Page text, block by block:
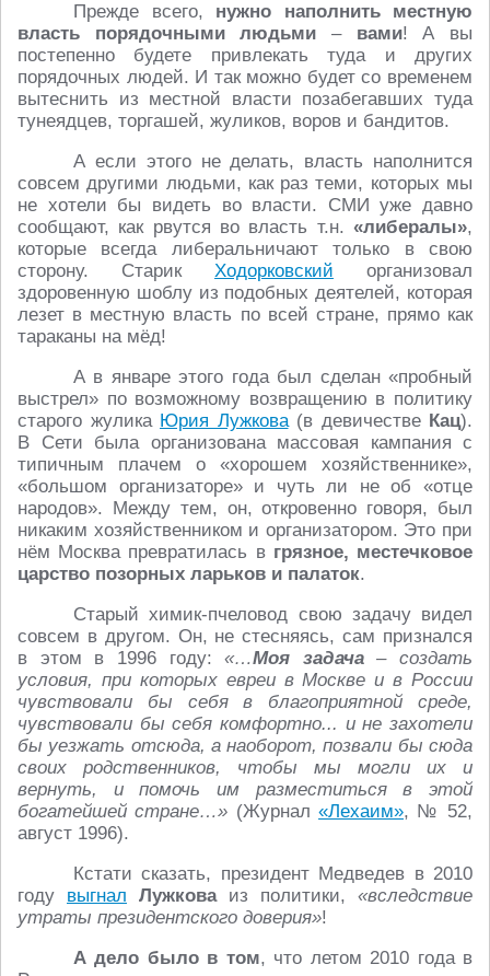
Прежде всего, нужно наполнить местную
власть порядочными людьми – вами! А вы
постепенно будете привлекать туда и других
порядочных людей. И так можно будет со временем
вытеснить из местной власти позабегавших туда
тунеядцев, торгашей, жуликов, воров и бандитов.
А если этого не делать, власть наполнится
совсем другими людьми, как раз теми, которых мы
не хотели бы видеть во власти. СМИ уже давно
сообщают, как рвутся во власть т.н. «либералы»,
которые всегда либеральничают только в свою
сторону. Старик Ходорковский организовал
здоровенную шоблу из подобных деятелей, которая
лезет в местную власть по всей стране, прямо как
тараканы на мёд!
А в январе этого года был сделан «пробный
выстрел» по возможному возвращению в политику
старого жулика Юрия Лужкова(в девичестве Кац).
В Сети была организована массовая кампания с
типичным плачем о «хорошем хозяйственнике»,
«большом организаторе» и чуть ли не об «отце
народов». Между тем, он, откровенно говоря, был
никаким хозяйственником и организатором. Это при
нём Москва превратилась в грязное, местечковое
царство позорных ларьков и палаток.
Старый химик-пчеловод свою задачу видел
совсем в другом. Он, не стесняясь, сам признался
в этом в 1996 году:«…Моя задача– создать
условия, при которых евреи в Москве и в России
чувствовали бы себя в благоприятной среде,
чувствовали бы себя комфортно... и не захотели
бы уезжать отсюда, а наоборот, позвали бы сюда
своих родственников, чтобы мы могли их и
вернуть, и помочь им разместиться в этой
богатейшей стране…» (Журнал«Лехаим», № 52,
август 1996).
Кстати сказать, президент Медведев в 2010
году выгнал Лужкова из политики, «вследствие
утраты президентского доверия»!
А дело было в том, что летом 2010 года в